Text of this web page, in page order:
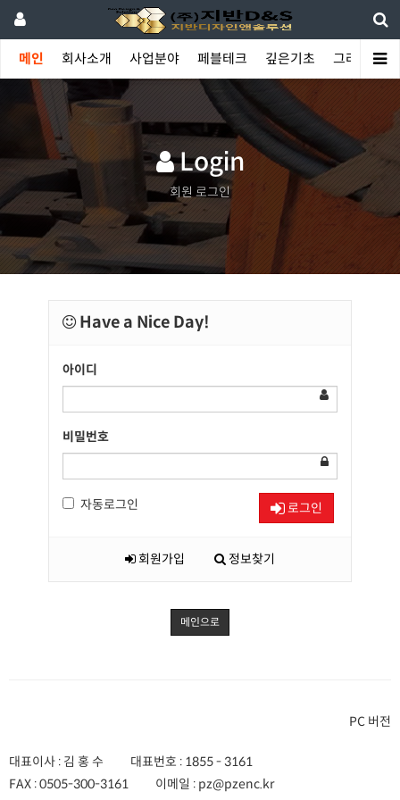
메인 회사소개 사업분야 페블테크 깊은기초 그라우팅
Login
회원 로그인
Have a Nice Day!
아이디
비밀번호
자동로그인 로그인
회원가입 정보찾기
메인으로
PC 버전
대표이사 : 김 홍 수 대표번호 : 1855 - 3161
FAX :0505-300-3161 이메일 : pz@pzenc.kr